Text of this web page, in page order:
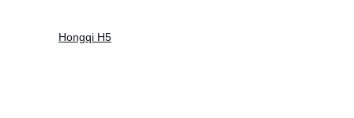
Hongqi H5